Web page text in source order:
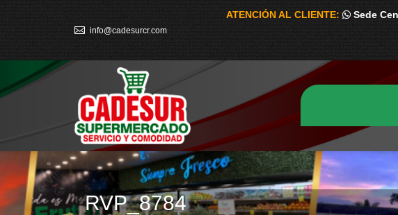
info@cadesurcr.com
ATENCIÓN AL CLIENTE: Sede
RVP_8784